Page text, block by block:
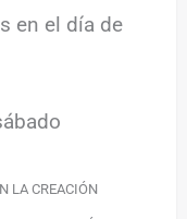
en el día de
LA CREACIÓN